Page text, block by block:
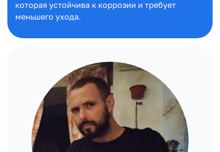
которая устойчива к коррозии и требует
меньшего ухода.